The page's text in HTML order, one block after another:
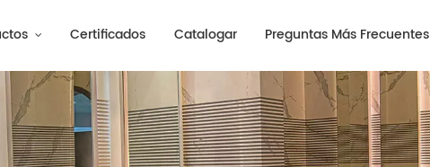
Certificados Catalogar Preguntas Más Frecuentes